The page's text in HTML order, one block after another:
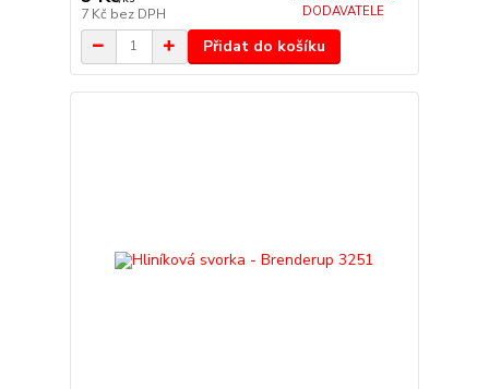
7 Kč bez DPH
DODAVATELE
Přidat do košíku